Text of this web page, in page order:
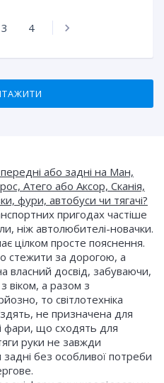
3 4
або задні на Ман,
Атего або Аксор, Сканія,
фури, автобуси чи тягачі?
пригодах частіше
ніж автолюбителі-новачки.
цілком просте пояснення.
стежити за дорогою, а
власний досвід, забуваючи,
а разом з
то світлотехніка
не призначена для
фари, що сходять для
руки не завжди
без особливої потреби